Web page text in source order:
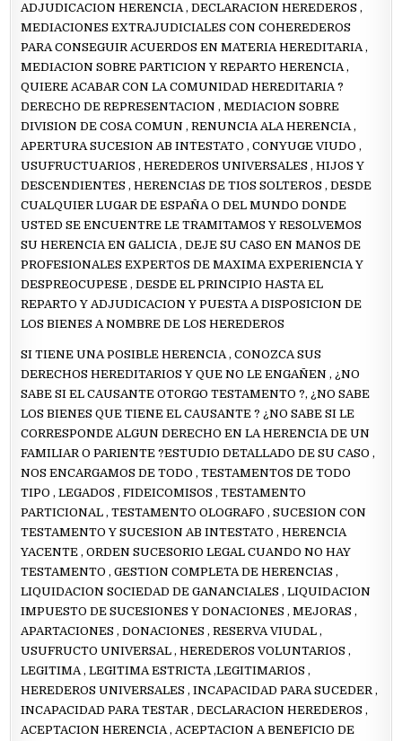
ADJUDICACION HERENCIA , DECLARACION HEREDEROS ,
MEDIACIONES EXTRAJUDICIALES CON COHEREDEROS
PARA CONSEGUIR ACUERDOS EN MATERIA HEREDITARIA ,
MEDIACION SOBRE PARTICION Y REPARTO HERENCIA ,
QUIERE ACABAR CON LA COMUNIDAD HEREDITARIA ?
DERECHO DE REPRESENTACION , MEDIACION SOBRE
DIVISION DE COSA COMUN , RENUNCIA ALA HERENCIA ,
APERTURA SUCESION AB INTESTATO , CONYUGE VIUDO ,
USUFRUCTUARIOS , HEREDEROS UNIVERSALES , HIJOS Y
DESCENDIENTES , HERENCIAS DE TIOS SOLTEROS , DESDE
CUALQUIER LUGAR DE ESPAÑA O DEL MUNDO DONDE
USTED SE ENCUENTRE LE TRAMITAMOS Y RESOLVEMOS
SU HERENCIA EN GALICIA , DEJE SU CASO EN MANOS DE
PROFESIONALES EXPERTOS DE MAXIMA EXPERIENCIA Y
DESPREOCUPESE , DESDE EL PRINCIPIO HASTA EL
REPARTO Y ADJUDICACION Y PUESTA A DISPOSICION DE
LOS BIENES A NOMBRE DE LOS HEREDEROS
SI TIENE UNA POSIBLE HERENCIA , CONOZCA SUS
DERECHOS HEREDITARIOS Y QUE NO LE ENGAÑEN , ¿NO
SABE SI EL CAUSANTE OTORGO TESTAMENTO ?, ¿NO SABE
LOS BIENES QUE TIENE EL CAUSANTE ? ¿NO SABE SI LE
CORRESPONDE ALGUN DERECHO EN LA HERENCIA DE UN
FAMILIAR O PARIENTE ?ESTUDIO DETALLADO DE SU CASO ,
NOS ENCARGAMOS DE TODO , TESTAMENTOS DE TODO
TIPO , LEGADOS , FIDEICOMISOS , TESTAMENTO
PARTICIONAL , TESTAMENTO OLOGRAFO , SUCESION CON
TESTAMENTO Y SUCESION AB INTESTATO , HERENCIA
YACENTE , ORDEN SUCESORIO LEGAL CUANDO NO HAY
TESTAMENTO , GESTION COMPLETA DE HERENCIAS ,
LIQUIDACION SOCIEDAD DE GANANCIALES , LIQUIDACION
IMPUESTO DE SUCESIONES Y DONACIONES , MEJORAS ,
APARTACIONES , DONACIONES , RESERVA VIUDAL ,
USUFRUCTO UNIVERSAL , HEREDEROS VOLUNTARIOS ,
LEGITIMA , LEGITIMA ESTRICTA ,LEGITIMARIOS ,
HEREDEROS UNIVERSALES , INCAPACIDAD PARA SUCEDER ,
INCAPACIDAD PARA TESTAR , DECLARACION HEREDEROS ,
ACEPTACION HERENCIA , ACEPTACION A BENEFICIO DE